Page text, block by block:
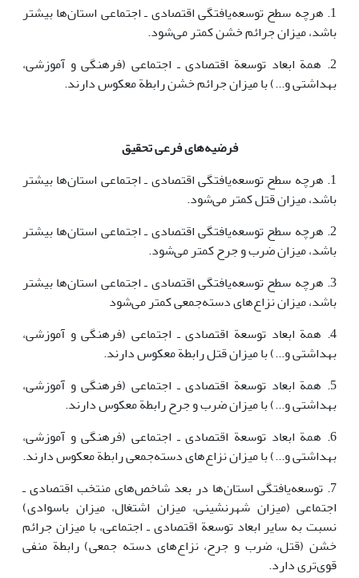
1. هرچه سطح توسعه‌یافتگی اقتصادی ـ اجتماعی استان‌ها بیشتر
باشد، میزان جرائم خشن کمتر می‌شود.
2. همة ابعاد توسعة اقتصادی ـ اجتماعی (فرهنگی و آموزشی،
بهداشتی و...) با میزان جرائم خشن رابطة معکوس دارند.
فرضیه‌های فرعی تحقیق
1. هرچه سطح توسعه‌یافتگی اقتصادی ـ اجتماعی استان‌ها بیشتر
باشد، میزان قتل کمتر می‌شود.
2. هرچه سطح توسعه‌یافتگی اقتصادی ـ اجتماعی استان‌ها بیشتر
باشد، میزان ضرب و جرح کمتر می‌شود.
3. هرچه سطح توسعه‌یافتگی اقتصادی ـ اجتماعی استان‌ها بیشتر
باشد، میزان نزاع‌های دسته‌جمعی کمتر می‌شود
4. همة ابعاد توسعة اقتصادی ـ اجتماعی (فرهنگی و آموزشی،
بهداشتی و...) با میزان قتل رابطة معکوس دارند.
5. همة ابعاد توسعة اقتصادی ـ اجتماعی (فرهنگی و آموزشی،
بهداشتی و...) با میزان ضرب و جرح رابطة معکوس دارند.
6. همة ابعاد توسعة اقتصادی ـ اجتماعی (فرهنگی و آموزشی،
بهداشتی و...) با میزان نزاع‌های دسته‌جمعی رابطة معکوس دارند.
7. توسعه‌یافتگی استان‌ها در بعد شاخص‌های منتخب اقتصادی ـ
اجتماعی (میزان شهرنشینی، میزان اشتغال، میزان باسوادی)
نسبت به سایر ابعاد توسعة اقتصادی ـ اجتماعی، با میزان جرائم
خشن (قتل، ضرب و جرح، نزاع‌های دسته جمعی) رابطة منفی
قوی‌تری دارد.